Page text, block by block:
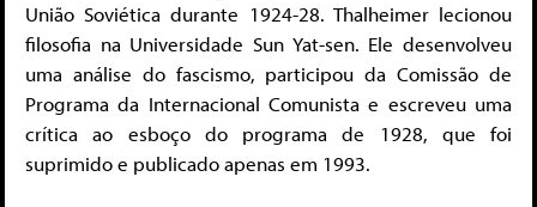
União Soviética durante 1924-28. Thalheimer lecionou
filosofia na Universidade Sun Yat-sen. Ele desenvolveu
uma análise do fascismo, participou da Comissão de
Programa da Internacional Comunista e escreveu uma
crítica ao esboço do programa de 1928, que foi
suprimido e publicado apenas em 1993.